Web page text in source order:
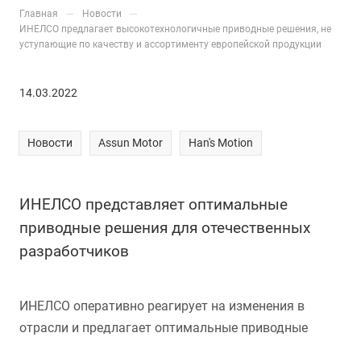
Главная — Новости —
ИНЕЛСО предлагает высокотехнологичные приводные решения, не
уступающие по качеству и ассортименту европейской продукции
14.03.2022
Новости Assun Motor Han's Motion
ИНЕЛСО представляет оптимальные
приводные решения для отечественных
разработчиков
ИНЕЛСО оперативно реагирует на изменения в
отрасли и предлагает оптимальные приводные